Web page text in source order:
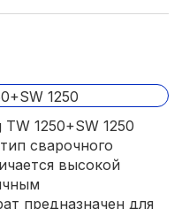
1250+SW 1250
сварочного
высокой
предназначен для